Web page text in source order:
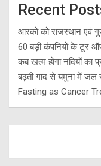
Recent
आरको को राजस्थान एवं
60 बड़ी कंपनियों के टूर
कब खत्म होगा नदियों का
बढ़ती गाद से यमुना में
Fasting as Cancer